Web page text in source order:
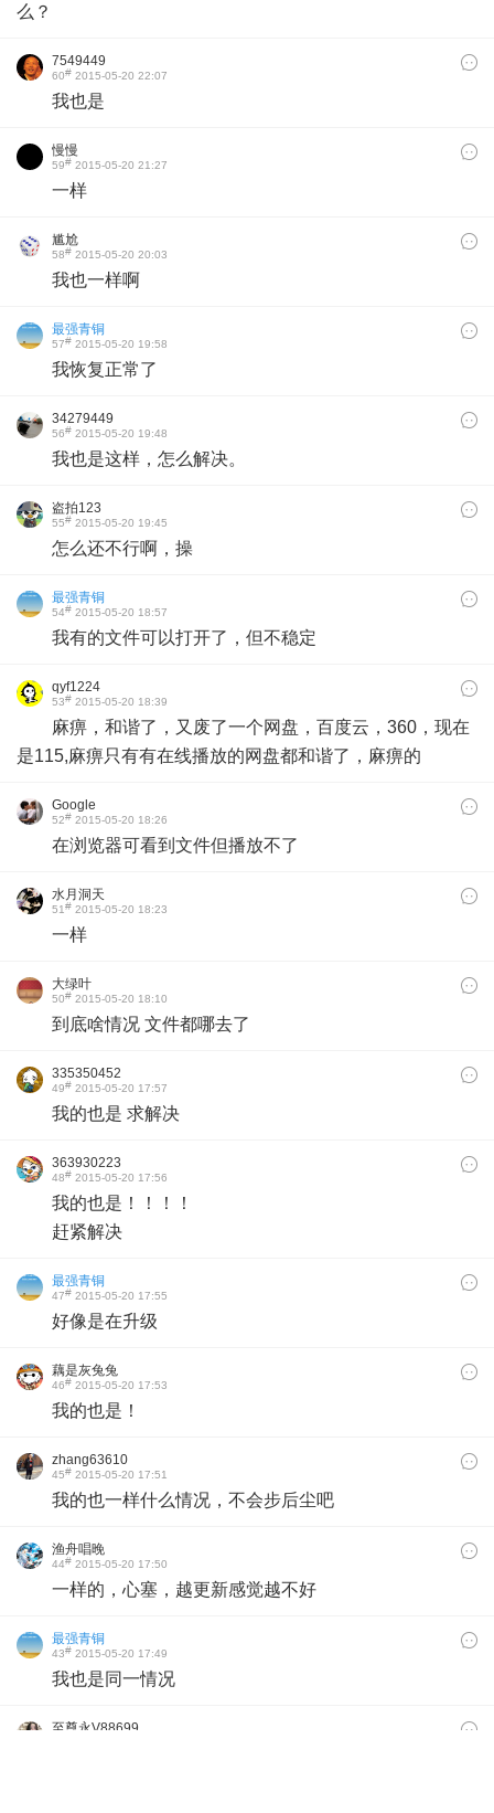
么？
7549449
60# 2015-05-20 22:07
我也是
慢慢
59# 2015-05-20 21:27
一样
尴尬
58# 2015-05-20 20:03
我也一样啊
最强青铜
57# 2015-05-20 19:58
我恢复正常了
34279449
56# 2015-05-20 19:48
我也是这样，怎么解决。
盗拍123
55# 2015-05-20 19:45
怎么还不行啊，操
最强青铜
54# 2015-05-20 18:57
我有的文件可以打开了，但不稳定
qyf1224
53# 2015-05-20 18:39
麻痹，和谐了，又废了一个网盘，百度云，360，现在
是115,麻痹只有有在线播放的网盘都和谐了，麻痹的
Google
52# 2015-05-20 18:26
在浏览器可看到文件但播放不了
水月洞天
51# 2015-05-20 18:23
一样
大绿叶
50# 2015-05-20 18:10
到底啥情况 文件都哪去了
335350452
49# 2015-05-20 17:57
我的也是 求解决
363930223
48# 2015-05-20 17:56
我的也是！！！！
赶紧解决
最强青铜
47# 2015-05-20 17:55
好像是在升级
藕是灰兔兔
46# 2015-05-20 17:53
我的也是！
zhang63610
45# 2015-05-20 17:51
我的也一样什么情况，不会步后尘吧
渔舟唱晚
44# 2015-05-20 17:50
一样的，心塞，越更新感觉越不好
最强青铜
43# 2015-05-20 17:49
我也是同一情况
至尊永V88699